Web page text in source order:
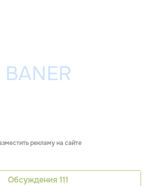
рекламу на сайте
Обсуждения 111